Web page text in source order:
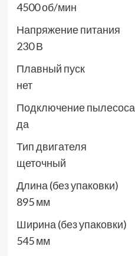
4500 об/мин
Напряжение питания
230 В
Плавный пуск
нет
Подключение пылесоса
да
Тип двигателя
щеточный
Длина (без упаковки)
895 мм
Ширина (без упаковки)
545 мм